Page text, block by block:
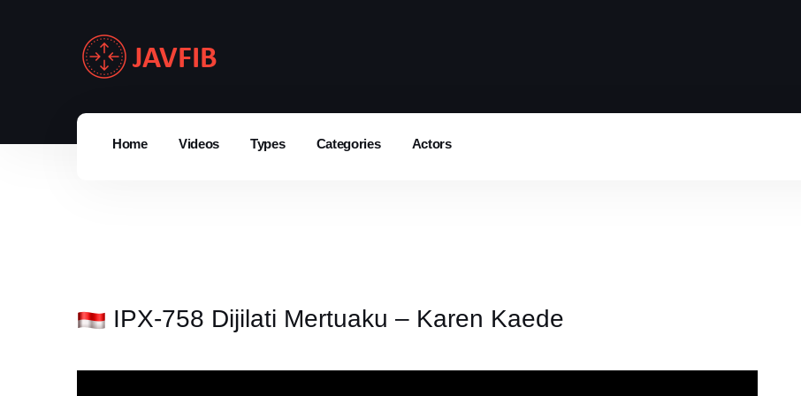
Home Videos Types Categories Actors
IPX-758 Dijilati Mertuaku – Karen Kaede